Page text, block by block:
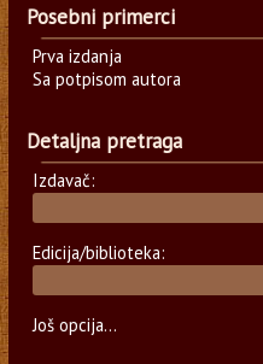
Posebni primerci
Prva izdanja
Sa potpisom autora
Detaljna pretraga
Izdavač:
Edicija/biblioteka:
Još opcija...